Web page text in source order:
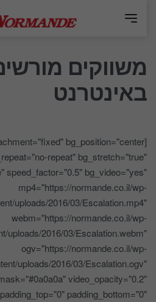
משווקים
באינטרנט
bg_position="center
repeat" bg_stretch="true"
speed_factor="0.5" bg_video="yes"
mp4="https://normande.co.il/wp-
uploads/2016/03/Escalation.mp4"
webm="https://normande.co.il/wp-
uploads/2016/03/Escalation.webm"
ogv="https://normande.co.il/wp-
uploads/2016/03/Escalation.ogv"
video_opacity="0.2"
padding_bottom="0"